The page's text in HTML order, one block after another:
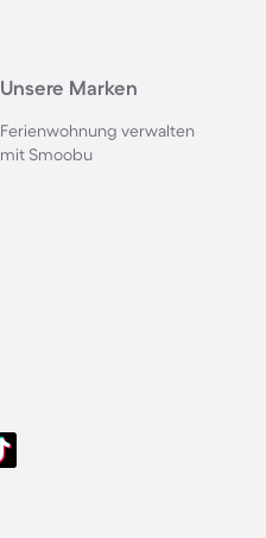
Unsere Marken
Ferienwohnung verwalten
mit Smoobu